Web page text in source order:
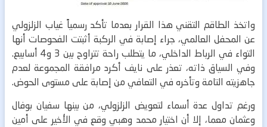
واتخذ الطاقم التقني هذا القرار بعدما تأكد رسمياً غياب الزلزولي
عن المحفل العالمي، جراء إصابة في الركبة أثبتت الفحوصات أنها
التواء في الرباط الداخلي، ما يتطلب راحة تتراوح بين 3 و4 أسابيع.
وفي السياق ذاته، تعذر على نايف أكرد مرافقة المجموعة لعدم
جاهزيته التامة وتأخره في التعافي من إصابة على مستوى الحوض.
ورغم تداول عدة أسماء لتعويض الزلزولي، من بينها سفيان بوفال
وعثمان معما، إلا أن اختيار محمد وهبي وقع في الأخير على أمين